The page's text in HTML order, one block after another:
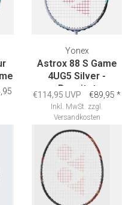
Yonex
Astrox 88 S Game
4UG5 Silver -
Besaitet
€114,95 UVP €89,95 *
Inkl. MwSt. zzgl.
Versandkosten